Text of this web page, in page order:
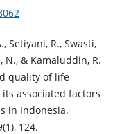
Setiyani, R., Swasti,
N., & Kamaluddin, R.
quality of life
associated factors
in Indonesia.
124.